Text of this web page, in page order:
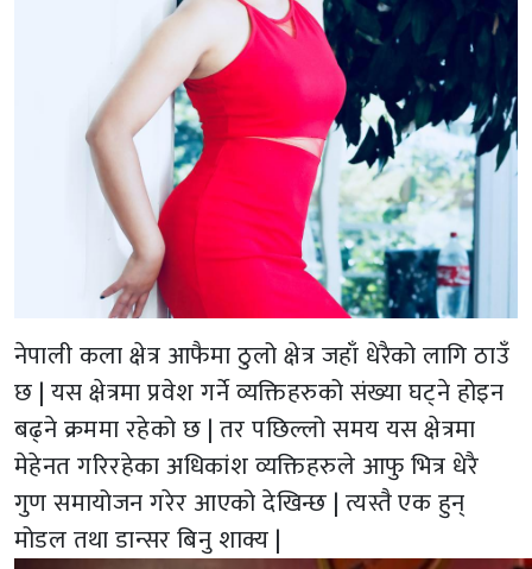
नेपाली कला क्षेत्र आफैमा ठुलो क्षेत्र जहाँ धेरैको लागि ठाउँ
छ | यस क्षेत्रमा प्रवेश गर्ने व्यक्तिहरुको संख्या घट्ने होइन
बढ्ने क्रममा रहेको छ | तर पछिल्लो समय यस क्षेत्रमा
मेहेनत गरिरहेका अधिकांश व्यक्तिहरुले आफु भित्र धेरै
गुण समायोजन गरेर आएको देखिन्छ | त्यस्तै एक हुन्
मोडल तथा डान्सर बिनु शाक्य |